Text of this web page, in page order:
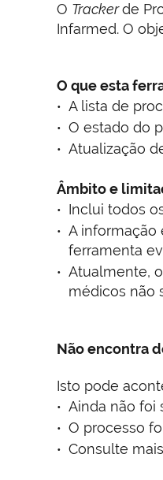
O Trackerde
Infarmed. O
O que esta
A lista de
O estado do
Atualização
Âmbito e
Inclui todos
A informação
ferramenta
Atualmente, o
médicos não
Não encontra
Isto pode
Ainda não foi
O processo
Consulte